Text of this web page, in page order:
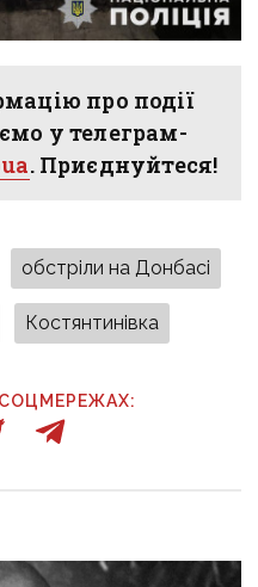
про події
у телеграм-
. Приєднуйтеся!
обстріли на Донбасі
Костянтинівка